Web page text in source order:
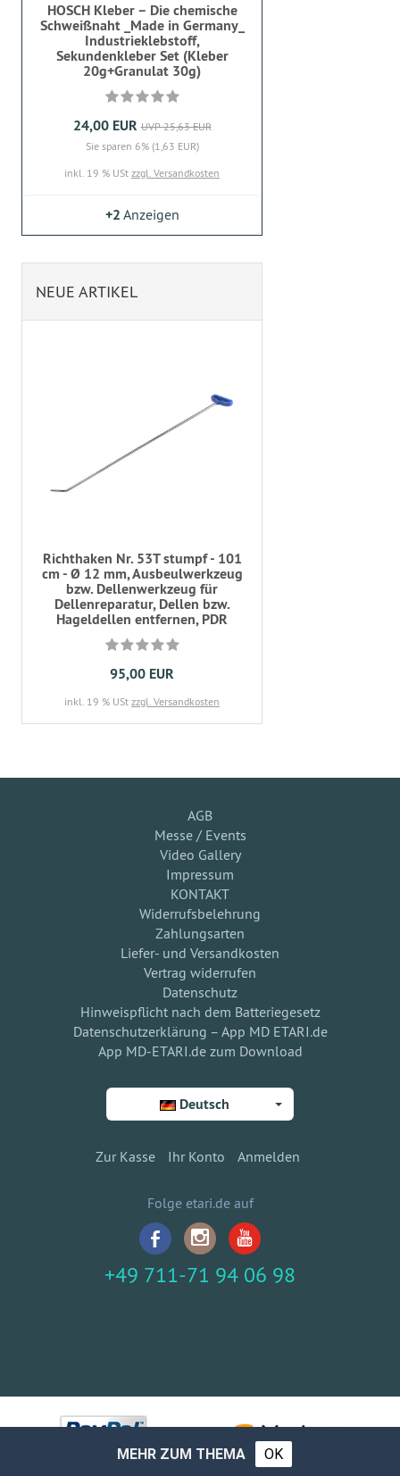
HOSCH Kleber – Die chemische
Schweißnaht _Made in Germany_
Industrieklebstoff,
Sekundenkleber Set (Kleber
20g+Granulat 30g)
24,00 EUR UVP 25,63 EUR
Sie sparen 6% (1,63 EUR)
inkl. 19 % USt zzgl. Versandkosten
+2 Anzeigen
NEUE ARTIKEL
Richthaken Nr. 53T stumpf - 101
cm - Ø 12 mm, Ausbeulwerkzeug
bzw. Dellenwerkzeug für
Dellenreparatur, Dellen bzw.
Hageldellen entfernen, PDR
95,00 EUR
inkl. 19 % USt zzgl. Versandkosten
AGB
Messe / Events
Video Gallery
Impressum
KONTAKT
Widerrufsbelehrung
Zahlungsarten
Liefer- und Versandkosten
Vertrag widerrufen
Datenschutz
Hinweispflicht nach dem Batteriegesetz
Datenschutzerklärung – App MD ETARI.de
App MD-ETARI.de zum Download
Deutsch
Zur Kasse Ihr Konto Anmelden
Folge etari.de auf
+49 711-71 94 06 98
MEHR ZUM THEMA OK